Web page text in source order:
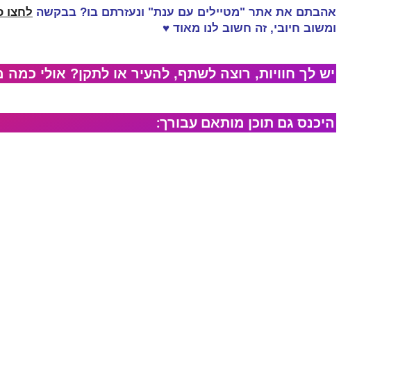
אהבתם את אתר "מטיילים עם ענת" ונעזרתם בו? בבקשה לחצו
ומשוב חיובי, זה חשוב לנו מאוד ♥
יש לך חוויות, רוצה לשתף, להעיר או לתקן? אולי כמה
היכנס גם תוכן מותאם עבורך: